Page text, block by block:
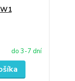
do 3-7 dní